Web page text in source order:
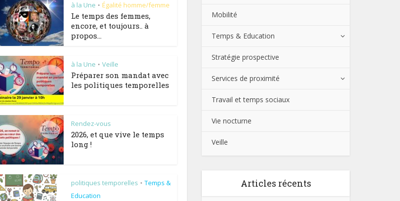
à la Une • Égalité homme/femme
Le temps des femmes,
encore, et toujours.. à
propos...
à la Une • Veille
Préparer son mandat avec
les politiques temporelles
Rendez-vous
2026, et que vive le temps
long !
politiques temporelles • Temps &
Education
Mobilité
Temps & Education
Stratégie prospective
Services de proximité
Travail et temps sociaux
Vie nocturne
Veille
Articles récents